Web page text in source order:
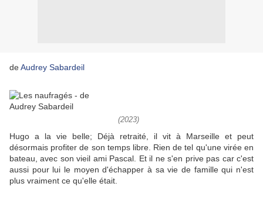
deAudrey Sabardeil
(2023)
Hugo a la vie belle; Déjà retraité, il vit à Marseille et peut
désormais profiter de son temps libre. Rien de tel qu'une virée en
bateau, avec son vieil ami Pascal. Et il ne s'en prive pas car c'est
aussi pour lui le moyen d'échapper à sa vie de famille qui n'est
plus vraiment ce qu'elle était.